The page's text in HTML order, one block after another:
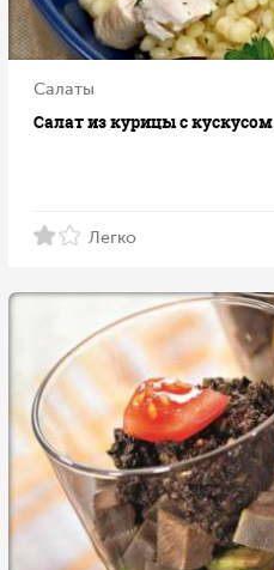
Салаты
Салат из курицы с кускусом
Легко